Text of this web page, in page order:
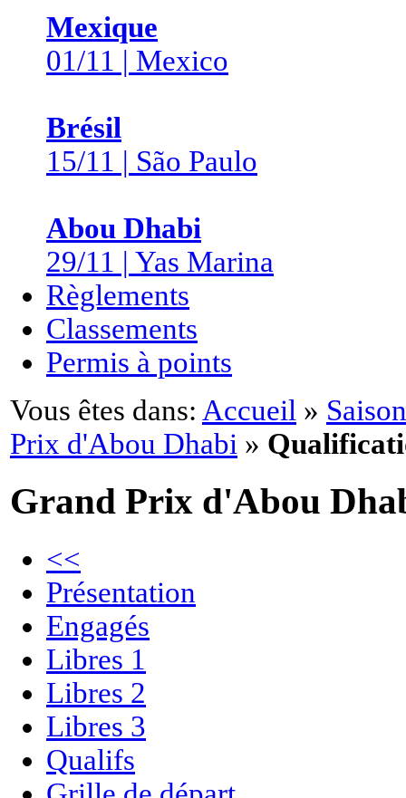
Mexique
01/11 | Mexico
Brésil
15/11 | São Paulo
Abou Dhabi
29/11 | Yas Marina
Règlements
Classements
Permis à points
Vous êtes dans: Accueil »
Prix d'Abou Dhabi »
Grand Prix d'Abou
<<
Présentation
Engagés
Libres 1
Libres 2
Libres 3
Qualifs